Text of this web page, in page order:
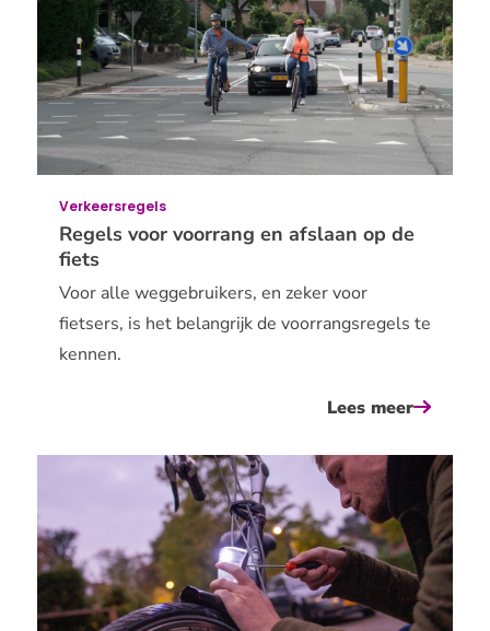
verschil
tussen
e-
bikes
en
speed
Regels voor voorrang en afslaan op de
fiets
Verkeersregels
Voor alle weggebruikers, en zeker voor
fietsers, is het belangrijk de voorrangsregels te
kennen.
Lees meerover
voor
en
afslaan
op
de